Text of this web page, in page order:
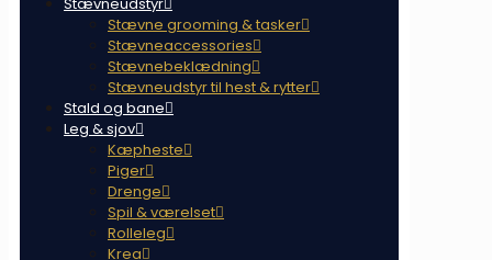
Stævne grooming & tasker
Stævneaccessories
Stævnebeklædning
Stævneudstyr til hest & rytter
Stald og bane
Leg & sjov
Kæpheste
Piger
Drenge
Spil & værelset
Rolleleg
Krea